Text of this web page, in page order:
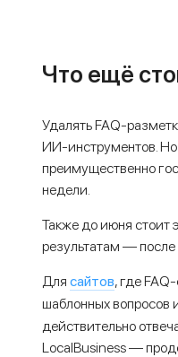
Что ещё
Удалять FAQ-
ИИ-инструментов. Но
преимущественно
недели.
Также до июня стоит
результатам — после
Для сайтов, где
шаблонных вопросов
действительно
LocalBusiness —